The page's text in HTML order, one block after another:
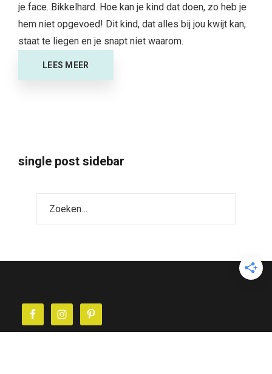
je face. Bikkelhard. Hoe kan je kind dat doen, zo heb je
hem niet opgevoed! Dit kind, dat alles bij jou kwijt kan,
staat te liegen en je snapt niet waarom.
LEES MEER
single post sidebar